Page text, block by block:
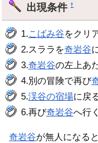
出現条件†
1.こばみ谷をクリ
2.スララを奇岩谷
3.奇岩谷の左上あ
4.別の冒険で再び
5.渓谷の宿場に戻
6.再び奇岩谷へ行
奇岩谷が無人になる